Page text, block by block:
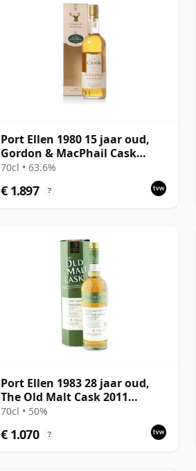
Port Ellen 1980 15 jaar oud,
Gordon & MacPhail Cask
Strength 1996 Bottling with
70cl • 63.6%
€ 1.897 ?
Port Ellen 1983 28 jaar oud,
The Old Malt Cask 2011
Bottling with Box
70cl • 50%
€ 1.070 ?